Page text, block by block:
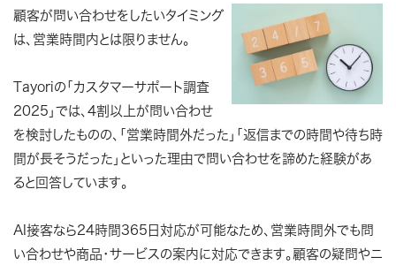
顧客が問い合わせをしたいタイミング
は、営業時間内とは限りません。
Tayoriの「カスタマーサポート調査
2025」では、4割以上が問い合わせ
を検討したものの、「営業時間外だった」「返信までの時間や待ち時
間が長そうだった」といった理由で問い合わせを諦めた経験があ
ると回答しています。
AI接客なら24時間365日対応が可能なため、営業時間外でも問
い合わせや商品・サービスの案内に対応できます。顧客の疑問やニ